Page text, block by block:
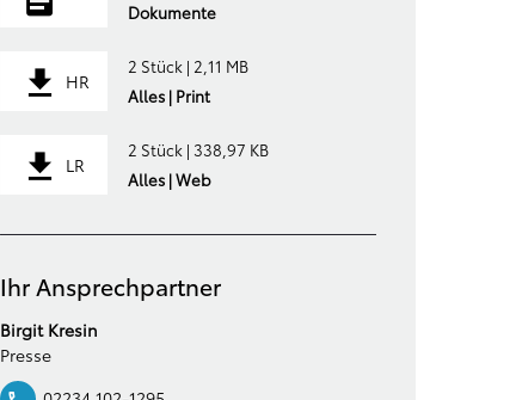
Dokumente
HR
2 Stück | 2,11 MB
Alles | Print
LR
2 Stück | 338,97 KB
Alles | Web
Ihr Ansprechpartner
Birgit Kresin
Presse